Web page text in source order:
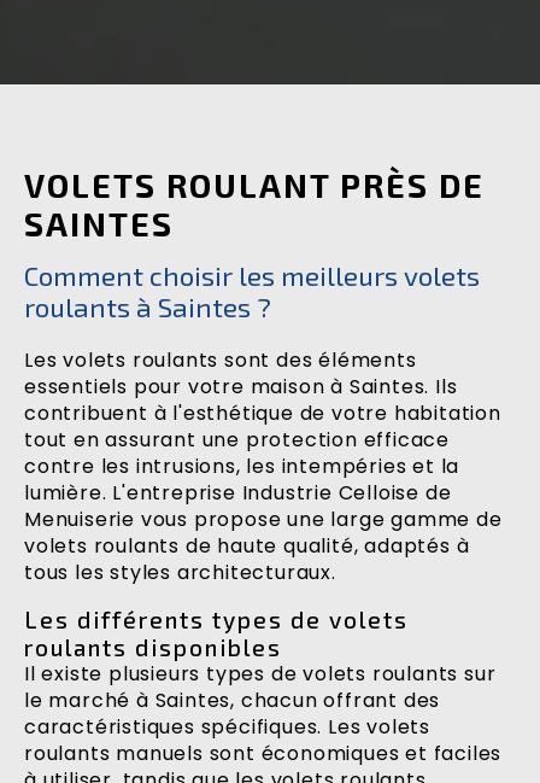
VOLETS ROULANT PRÈS DE
SAINTES
Comment choisir les meilleurs volets
roulants à Saintes ?
Les volets roulants sont des éléments
essentiels pour votre maison à Saintes. Ils
contribuent à l'esthétique de votre habitation
tout en assurant une protection efficace
contre les intrusions, les intempéries et la
lumière. L'entreprise Industrie Celloise de
Menuiserie vous propose une large gamme de
volets roulants de haute qualité, adaptés à
tous les styles architecturaux.
Les différents types de volets
roulants disponibles
Il existe plusieurs types de volets roulants sur
le marché à Saintes, chacun offrant des
caractéristiques spécifiques. Les volets
roulants manuels sont économiques et faciles